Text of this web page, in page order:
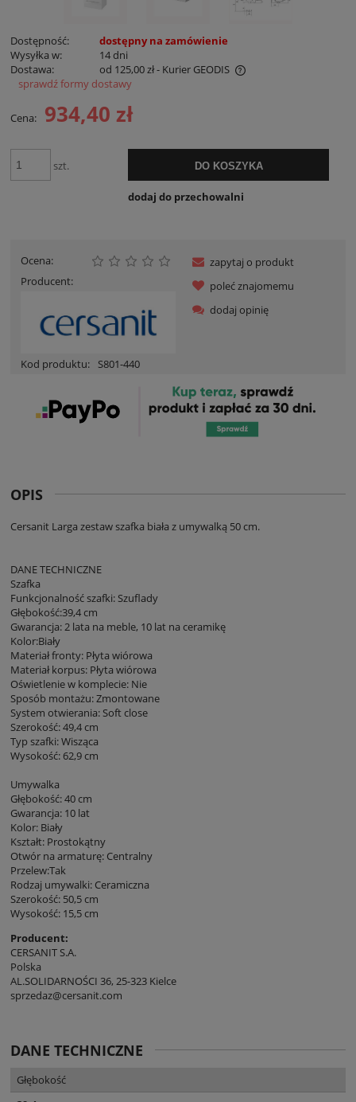
Dostępność:
dostępny na zamówienie
Wysyłka w:
14 dni
Dostawa:
od 125,00 zł- Kurier GEODIS
Cena nie zawiera ewentualnych kosztów płatności
sprawdź formy dostawy
Cena: 934,40 zł
szt. DO KOSZYKA
dodaj do przechowalni
Ocena:
Producent:
Kod produktu: S801-440
zapytaj o produkt
poleć znajomemu
dodaj opinię
OPIS
Cersanit Larga zestaw szafka biała z umywalką 50 cm.
DANE TECHNICZNE
Szafka
Funkcjonalność szafki: Szuflady
Głębokość:39,4 cm
Gwarancja: 2 lata na meble, 10 lat na ceramikę
Kolor:Biały
Materiał fronty: Płyta wiórowa
Materiał korpus: Płyta wiórowa
Oświetlenie w komplecie: Nie
Sposób montażu: Zmontowane
System otwierania: Soft close
Szerokość: 49,4 cm
Typ szafki: Wisząca
Wysokość: 62,9 cm
Umywalka
Głębokość: 40 cm
Gwarancja: 10 lat
Kolor: Biały
Kształt: Prostokątny
Otwór na armaturę: Centralny
Przelew:Tak
Rodzaj umywalki: Ceramiczna
Szerokość: 50,5 cm
Wysokość: 15,5 cm
Producent:
CERSANIT S.A.
Polska
AL.SOLIDARNOŚCI 36, 25-323 Kielce
sprzedaz@cersanit.com
DANE TECHNICZNE
Głębokość